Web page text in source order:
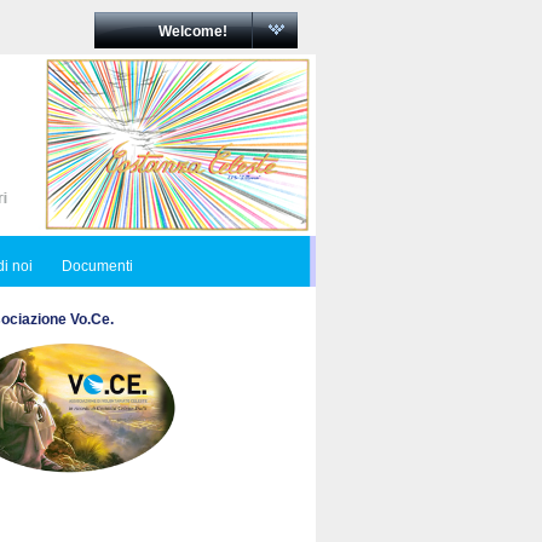
Welcome!
noi Documenti
Vo.Ce.